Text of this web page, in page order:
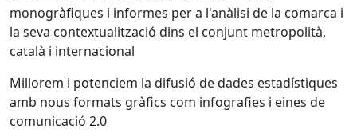
monogràfiques i informes per a l'anàlisi de la comarca i
la seva contextualització dins el conjunt metropolità,
català i internacional
Millorem i potenciem la difusió de dades estadístiques
amb nous formats gràfics com infografies i eines de
comunicació 2.0